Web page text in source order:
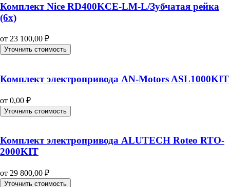
Комплект Nice RD400KCE-LM-L/Зубчатая рейка
(6x)
от 23 100,00 ₽
Уточнить стоимость
Комплект электропривода AN-Motors ASL1000KIT
от 0,00 ₽
Уточнить стоимость
Комплект электропривода ALUTECH Roteo RTO-
2000KIT
от 29 800,00 ₽
Уточнить стоимость